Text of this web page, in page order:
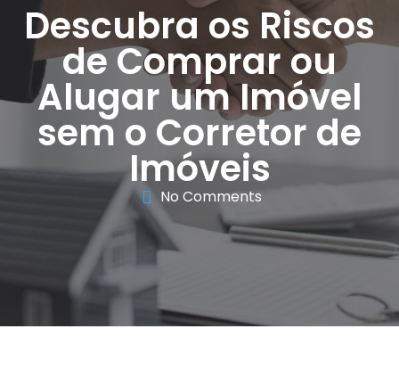
Descubra os Riscos
de Comprar ou
Alugar um Imóvel
sem o Corretor de
Imóveis
No Comments